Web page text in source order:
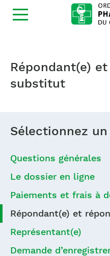
Ouvrir
la
Répondant(e)
substitut
Sélectionnez
Questions générales
Le dossier en ligne
Paiements et frais à
Répondant(e) et
Représentant(e)
Demande